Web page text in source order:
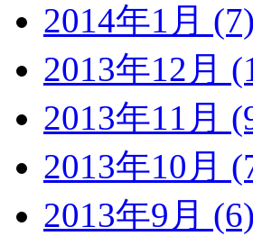
2014年1月 (7)
2013年12月
2013年11月
2013年10月
2013年9月 (6)